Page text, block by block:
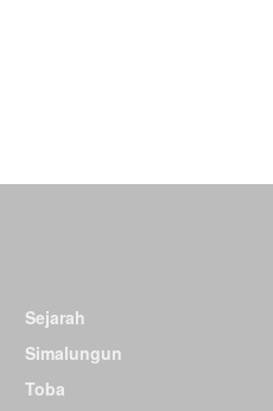
Sejarah
Simalungun
Toba